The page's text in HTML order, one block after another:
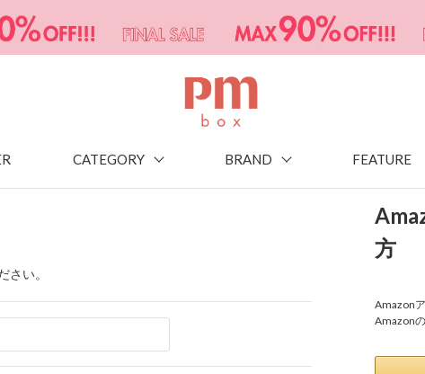
CATEGORY BRAND FEATURE
さい。
方
Amazon
Amazon